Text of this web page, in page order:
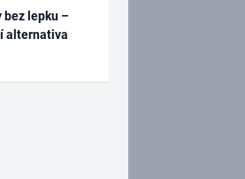
bez lepku –
alternativa